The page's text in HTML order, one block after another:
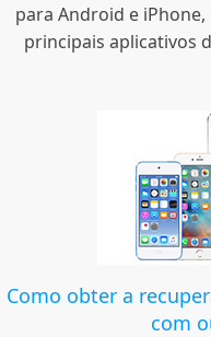
para Android e
principais aplicativos
Como obter a
com